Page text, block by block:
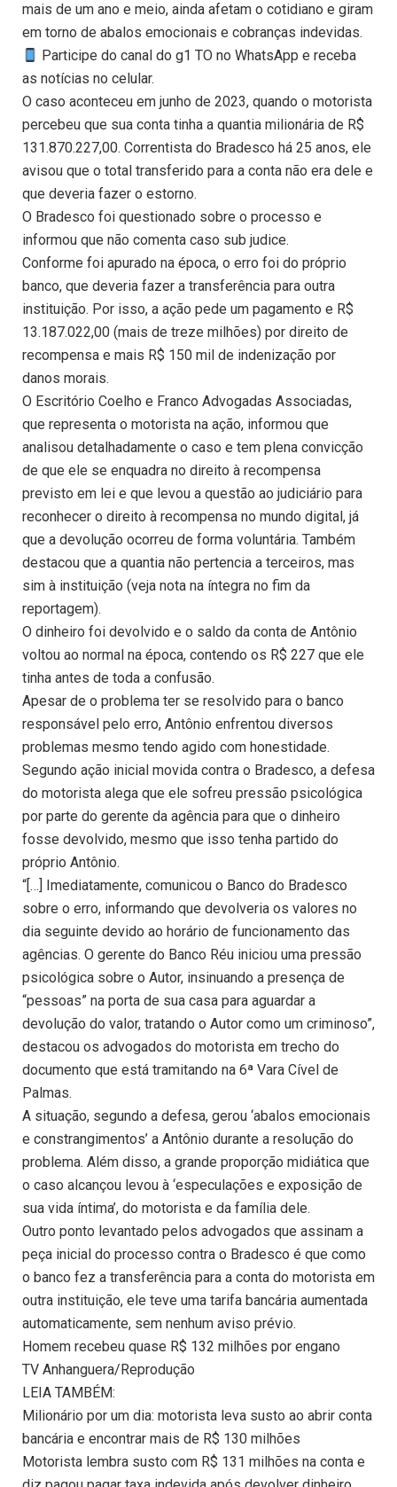
mais de um ano e meio, ainda afetam o cotidiano e giram
em torno de abalos emocionais e cobranças indevidas.
Participe do canal do g1 TO no WhatsApp e receba
as notícias no celular.
O caso aconteceu em junho de 2023, quando o motorista
percebeu que sua conta tinha a quantia milionária de R$
131.870.227,00. Correntista do Bradesco há 25 anos, ele
avisou que o total transferido para a conta não era dele e
que deveria fazer o estorno.
O Bradesco foi questionado sobre o processo e
informou que não comenta caso sub judice.
Conforme foi apurado na época, o erro foi do próprio
banco, que deveria fazer a transferência para outra
instituição. Por isso, a ação pede um pagamento e R$
13.187.022,00 (mais de treze milhões) por direito de
recompensa e mais R$ 150 mil de indenização por
danos morais.
O Escritório Coelho e Franco Advogadas Associadas,
que representa o motorista na ação, informou que
analisou detalhadamente o caso e tem plena convicção
de que ele se enquadra no direito à recompensa
previsto em lei e que levou a questão ao judiciário para
reconhecer o direito à recompensa no mundo digital, já
que a devolução ocorreu de forma voluntária. Também
destacou que a quantia não pertencia a terceiros, mas
sim à instituição (veja nota na íntegra no fim da
reportagem).
O dinheiro foi devolvido e o saldo da conta de Antônio
voltou ao normal na época, contendo os R$ 227 que ele
tinha antes de toda a confusão.
Apesar de o problema ter se resolvido para o banco
responsável pelo erro, Antônio enfrentou diversos
problemas mesmo tendo agido com honestidade.
Segundo ação inicial movida contra o Bradesco, a defesa
do motorista alega que ele sofreu pressão psicológica
por parte do gerente da agência para que o dinheiro
fosse devolvido, mesmo que isso tenha partido do
próprio Antônio.
“[…] Imediatamente, comunicou o Banco do Bradesco
sobre o erro, informando que devolveria os valores no
dia seguinte devido ao horário de funcionamento das
agências. O gerente do Banco Réu iniciou uma pressão
psicológica sobre o Autor, insinuando a presença de
“pessoas” na porta de sua casa para aguardar a
devolução do valor, tratando o Autor como um criminoso”,
destacou os advogados do motorista em trecho do
documento que está tramitando na 6ª Vara Cível de
Palmas.
A situação, segundo a defesa, gerou ‘abalos emocionais
e constrangimentos’ a Antônio durante a resolução do
problema. Além disso, a grande proporção midiática que
o caso alcançou levou à ‘especulações e exposição de
sua vida íntima’, do motorista e da família dele.
Outro ponto levantado pelos advogados que assinam a
peça inicial do processo contra o Bradesco é que como
o banco fez a transferência para a conta do motorista em
outra instituição, ele teve uma tarifa bancária aumentada
automaticamente, sem nenhum aviso prévio.
Homem recebeu quase R$ 132 milhões por engano
TV Anhanguera/Reprodução
LEIA TAMBÉM:
Milionário por um dia: motorista leva susto ao abrir conta
bancária e encontrar mais de R$ 130 milhões
Motorista lembra susto com R$ 131 milhões na conta e